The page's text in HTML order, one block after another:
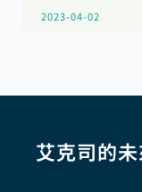
2023-04-02
艾克司的